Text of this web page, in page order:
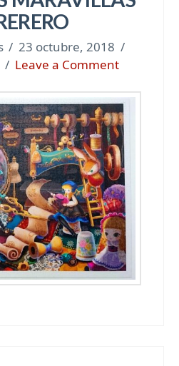
23 octubre, 2018
Leave a Comment